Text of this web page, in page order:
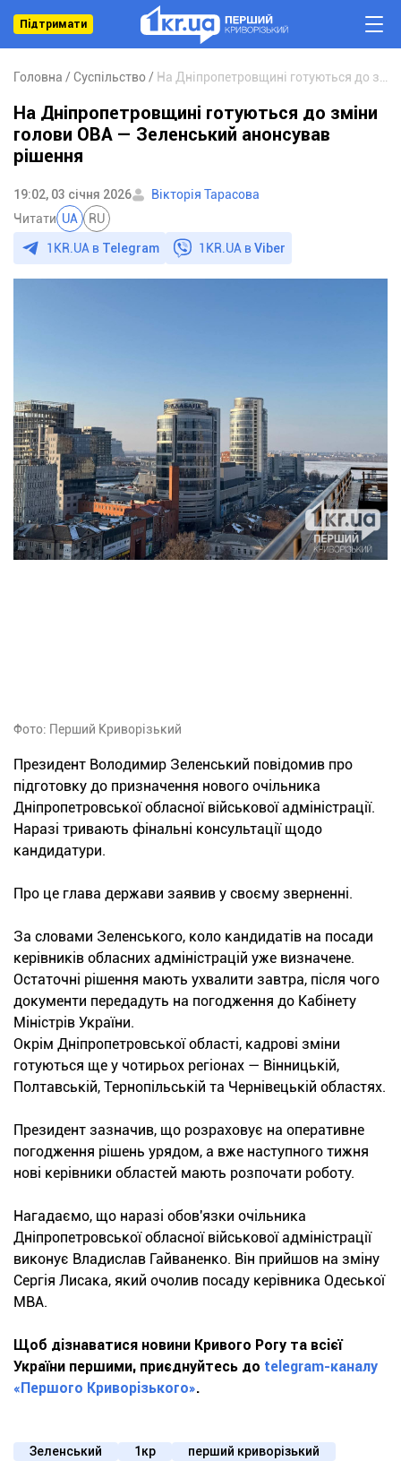
Підтримати
Головна Суспільство
На Дніпропетровщині готуються до зміни
голови ОВА — Зеленський анонсував
рішення
19:02, 03 січня 2026
Вікторія Тарасова
Читати UA RU
1KR.UA в Telegram 1KR.UA вViber
Фото: Перший Криворізький
Президент Володимир Зеленський повідомив про
підготовку до призначення нового очільника
Дніпропетровської обласної військової адміністрації.
Наразі тривають фінальні консультації щодо
кандидатури.
Про це глава держави заявив у своєму зверненні.
За словами Зеленського, коло кандидатів на посади
керівників обласних адміністрацій уже визначене.
Остаточні рішення мають ухвалити завтра, після чого
документи передадуть на погодження до Кабінету
Міністрів України.
Окрім Дніпропетровської області, кадрові зміни
готуються ще у чотирьох регіонах — Вінницькій,
Полтавській, Тернопільській та Чернівецькій областях.
Президент зазначив, що розраховує на оперативне
погодження рішень урядом, а вже наступного тижня
нові керівники областей мають розпочати роботу.
Нагадаємо, що наразі обов'язки очільника
Дніпропетровської обласної військової адміністрації
виконує Владислав Гайваненко. Він прийшов на зміну
Сергія Лисака, який очолив посаду керівника Одеської
МВА.
Щоб дізнаватися новини Кривого Рогу та всієї
України першими, приєднуйтесь до telegram-каналу
«Першого Криворізького».
Зеленський 1кр
перший криворізький